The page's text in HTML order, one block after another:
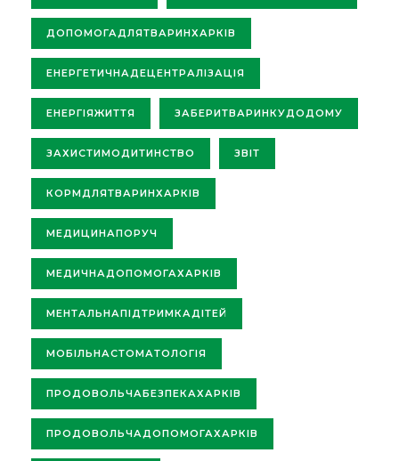
ДОПОМОГАДЛЯТВАРИНХАРКІВ
ЕНЕРГЕТИЧНАДЕЦЕНТРАЛІЗАЦІЯ
ЕНЕРГІЯЖИТТЯ ЗАБЕРИТВАРИНКУДОДОМУ
ЗАХИСТИМОДИТИНСТВО ЗВІТ
КОРМДЛЯТВАРИНХАРКІВ
МЕДИЦИНАПОРУЧ
МЕДИЧНАДОПОМОГАХАРКІВ
МЕНТАЛЬНАПІДТРИМКАДІТЕЙ
МОБІЛЬНАСТОМАТОЛОГІЯ
ПРОДОВОЛЬЧАБЕЗПЕКАХАРКІВ
ПРОДОВОЛЬЧАДОПОМОГАХАРКІВ